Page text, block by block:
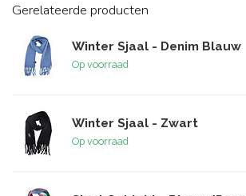
Gerelateerde producten
Winter Sjaal - Denim Blauw
Op voorraad
Winter Sjaal - Zwart
Op voorraad